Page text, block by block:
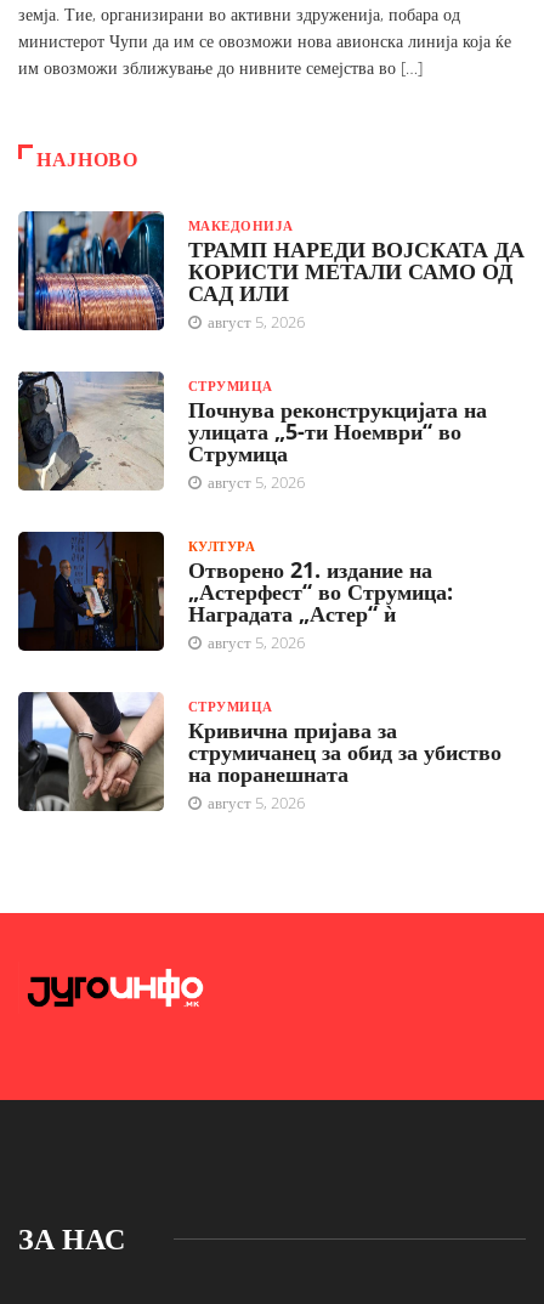
земја. Тие, организирани во активни здруженија, побара од
министерот Чупи да им се овозможи нова авионска линија која ќе
им овозможи зближување до нивните семејства во […]
НАЈНОВО
МАКЕДОНИЈА
ТРАМП НАРЕДИ ВОЈСКАТА ДА
КОРИСТИ МЕТАЛИ САМО ОД
САД ИЛИ
август 5, 2026
СТРУМИЦА
Почнува реконструкцијата на
улицата „5-ти Ноември“ во
Струмица
август 5, 2026
КУЛТУРА
Отворено 21. издание на
„Астерфест“ во Струмица:
Наградата „Астер“ ѝ
август 5, 2026
СТРУМИЦА
Кривична пријава за
струмичанец за обид за убиство
на поранешната
август 5, 2026
ЗА НАС